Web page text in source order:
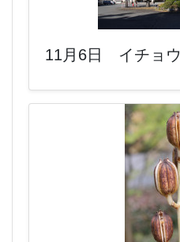
11月6日 イチョウ